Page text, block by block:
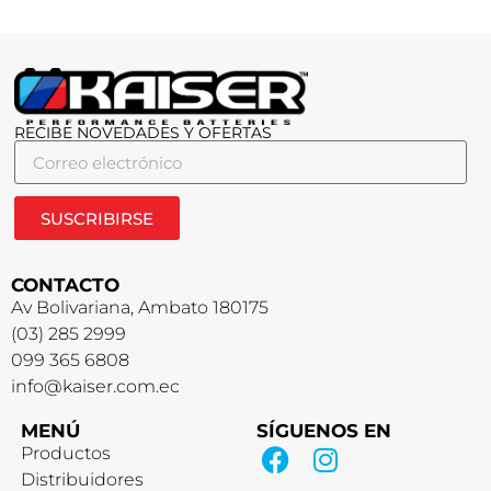
RECIBE NOVEDADES Y OFERTAS
SUSCRIBIRSE
CONTACTO
Av Bolivariana, Ambato 180175
(03) 285 2999
099 365 6808
info@kaiser.com.ec
MENÚ
Productos
Distribuidores
SÍGUENOS EN